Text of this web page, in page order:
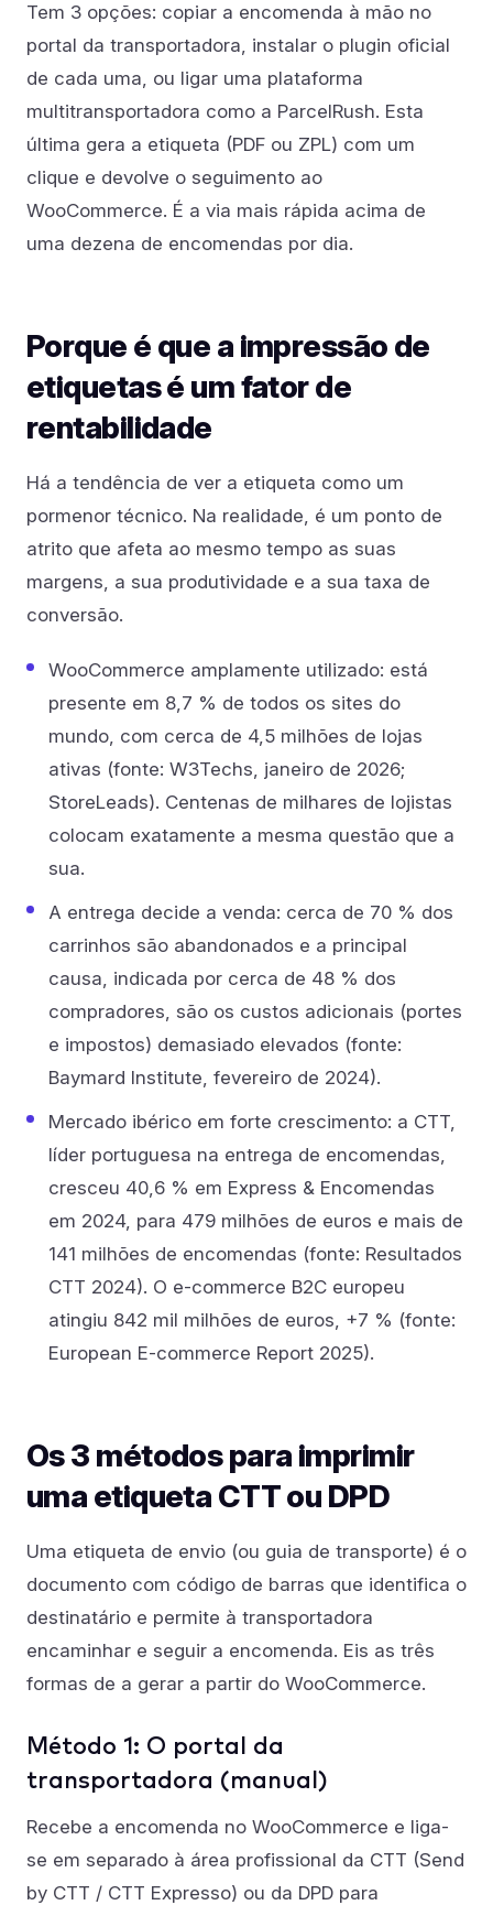
Tem 3 opções: copiar a encomenda à mão no
portal da transportadora, instalar o plugin oficial
de cada uma, ou ligar uma plataforma
multitransportadora como a ParcelRush. Esta
última gera a etiqueta (PDF ou ZPL) com um
clique e devolve o seguimento ao
WooCommerce. É a via mais rápida acima de
uma dezena de encomendas por dia.
Porque é que a impressão de
etiquetas é um fator de
rentabilidade
Há a tendência de ver a etiqueta como um
pormenor técnico. Na realidade, é um ponto de
atrito que afeta ao mesmo tempo as suas
margens, a sua produtividade e a sua taxa de
conversão.
WooCommerce amplamente utilizado: está
presente em 8,7 % de todos os sites do
mundo, com cerca de 4,5 milhões de lojas
ativas (fonte: W3Techs, janeiro de 2026;
StoreLeads). Centenas de milhares de lojistas
colocam exatamente a mesma questão que a
sua.
A entrega decide a venda: cerca de 70 % dos
carrinhos são abandonados e a principal
causa, indicada por cerca de 48 % dos
compradores, são os custos adicionais (portes
e impostos) demasiado elevados (fonte:
Baymard Institute, fevereiro de 2024).
Mercado ibérico em forte crescimento: a CTT,
líder portuguesa na entrega de encomendas,
cresceu 40,6 % em Express & Encomendas
em 2024, para 479 milhões de euros e mais de
141 milhões de encomendas (fonte: Resultados
CTT 2024). O e-commerce B2C europeu
atingiu 842 mil milhões de euros, +7 % (fonte:
European E-commerce Report 2025).
Os 3 métodos para imprimir
uma etiqueta CTT ou DPD
Uma etiqueta de envio (ou guia de transporte) é o
documento com código de barras que identifica o
destinatário e permite à transportadora
encaminhar e seguir a encomenda. Eis as três
formas de a gerar a partir do WooCommerce.
Método 1: O portal da
transportadora (manual)
Recebe a encomenda no WooCommerce e liga-
se em separado à área profissional da CTT (Send
by CTT / CTT Expresso) ou da DPD para